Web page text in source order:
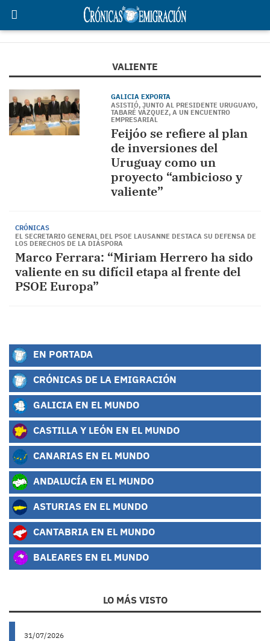
VALIENTE
GALICIA EXPORTA
ASISTIÓ, JUNTO AL PRESIDENTE URUGUAYO,
TABARÉ VÁZQUEZ, A UN ENCUENTRO
EMPRESARIAL
Feijóo se refiere al plan
de inversiones del
Uruguay como un
proyecto “ambicioso y
valiente”
CRÓNICAS
EL SECRETARIO GENERAL DEL PSOE LAUSANNE DESTACA SU DEFENSA DE
LOS DERECHOS DE LA DIÁSPORA
Marco Ferrara: “Miriam Herrero ha sido
valiente en su difícil etapa al frente del
PSOE Europa”
EN PORTADA
CRÓNICAS DE LA EMIGRACIÓN
GALICIA EN EL MUNDO
CASTILLA Y LEÓN EN EL MUNDO
CANARIAS EN EL MUNDO
ANDALUCÍA EN EL MUNDO
ASTURIAS EN EL MUNDO
CANTABRIA EN EL MUNDO
BALEARES EN EL MUNDO
LO MÁS VISTO
31/07/2026